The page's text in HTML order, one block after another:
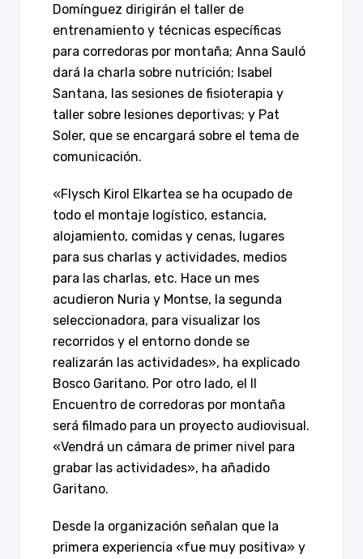
Domínguez dirigirán el taller de
entrenamiento y técnicas específicas
para corredoras por montaña; Anna Sauló
dará la charla sobre nutrición; Isabel
Santana, las sesiones de fisioterapia y
taller sobre lesiones deportivas; y Pat
Soler, que se encargará sobre el tema de
comunicación.
«Flysch Kirol Elkartea se ha ocupado de
todo el montaje logístico, estancia,
alojamiento, comidas y cenas, lugares
para sus charlas y actividades, medios
para las charlas, etc. Hace un mes
acudieron Nuria y Montse, la segunda
seleccionadora, para visualizar los
recorridos y el entorno donde se
realizarán las actividades», ha explicado
Bosco Garitano. Por otro lado, el II
Encuentro de corredoras por montaña
será filmado para un proyecto audiovisual.
«Vendrá un cámara de primer nivel para
grabar las actividades», ha añadido
Garitano.
Desde la organización señalan que la
primera experiencia «fue muy positiva» y